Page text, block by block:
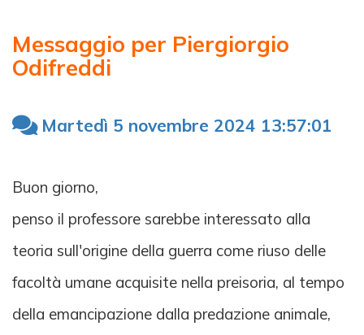
Messaggio per Piergiorgio
Odifreddi
Martedì 5 novembre 2024 13:57:01
Buon giorno,
penso il professore sarebbe interessato alla
teoria sull'origine della guerra come riuso delle
facoltà umane acquisite nella preisoria, al tempo
della emancipazione dalla predazione animale,